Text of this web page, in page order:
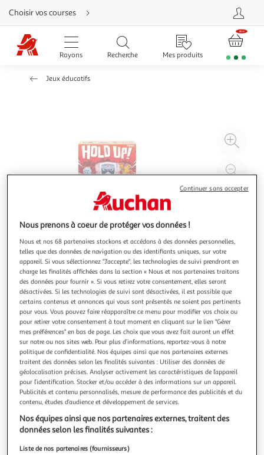
Aller
directement
au
contenu
Aller
directement
Aller
Choisir vos courses
Rayons Recherche Mes produits
Jeux éducatifs
à
TOMY
Jeu Hold Up
Dès 3 ans
En savoir +
Vendu parAuchan
Livr. ou retrait dès 1/2 jours
A partir de 3,00€ - Retrait offert dès 35€
Plus d'options
24,99€
Nous prenons à coeur de protéger vos données !
Nous et nos 68 partenaires stockons et accédons à des données personnelles,
telles que des données de navigation ou des identifiants uniques, sur votre
appareil. Si vous sélectionnez "J'accepte", les technologies de suivi prendront en
charge les finalités affichées dans la section « Nous et nos partenaires traitons
des données pour fournir ». Si vous retirez votre consentement, elles seront
désactivées. Si les technologies de suivi sont désactivées, il est possible que
certains contenus et annonces qui vous sont présentés ne soient pas pertinents
pour vous. Vous pouvez faire réapparaître ce menu pour modifier vos choix ou
pour retirer votre consentement à tout moment en cliquant sur le lien "Gérer
mes préférences" en bas de page. Les choix que vous avez fait auront un effet
sur notre ou nos sites web. Pour plus d’informations, reportez-vous à notre
politique de confidentialité. Nos équipes ainsi que nos partenaires externes
traitent des données selon les finalités suivantes : Utiliser des données de
géolocalisation précises. Analyser activement les caractéristiques de l’appareil
pour l’identification. Stocker et/ou accéder à des informations sur un appareil.
Publicités et contenu personnalisés, mesure de performance des publicités et du
contenu, études d’audience et développement de services.
Nos équipes ainsi que nos partenaires externes, traitent des
données selon les finalités suivantes :
Liste de nos partenaires (fournisseurs)
Continuer sans accepter